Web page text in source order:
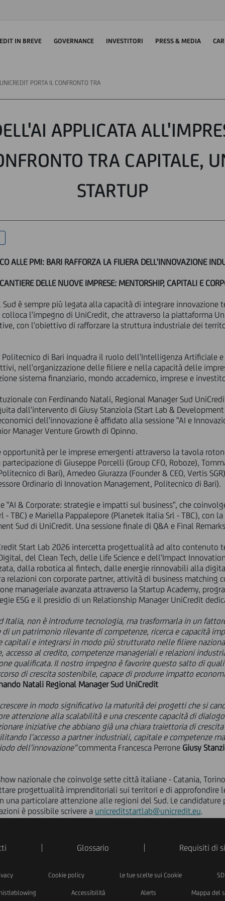
IN BREVE GOVERNANCE INVESTITORI PRESS & MEDIA
PORTA IL CONFRONTO TRA
APPLICATA
TRA CAPITALE,
STARTUP
ALLE PMI: BARI RAFFORZA LA FILIERA DELL'INNOVAZIONE
DELLE NUOVE IMPRESE: MENTORSHIP, CAPITALI E
è sempre più legata alla capacità di integrare innovazione
l'impegno di UniCredit, che attraverso la piattaforma
con l'obiettivo di rafforzare la struttura industriale dei
di Bari inquadra il ruolo dell'Intelligenza Artificiale
nell'organizzazione delle filiere e nella capacità delle
sistema finanziario, mondo accademico, imprese e
con Ferdinando Natali, Regional Manager Sud
dall'intervento di Giusy Stanziola (Start Lab &
dell'innovazione è affidato alla sessione "AI e
Manager Venture Growth di Opinno.
per le imprese emergenti attraverso la tavola
di Giuseppe Porcelli (Group CFO, Roboze),
di Bari), Amedeo Giurazza (Founder & CEO, Vertis
Ordinario di Innovation Management, Politecnico di Bari).
"AI & Corporate: strategie e impatti sul business", che
- TBC) e Mariella Pappalepore (Planetek Italia Srl - TBC), con
Sud di UniCredit. Una sessione finale di Q&A e Final
Start Lab 2026 intercetta progettualità ad alto contenuto
del Clean Tech, delle Life Science e dell'Impact
dalla robotica al fintech, dalle energie rinnovabili alla
relazioni con corporate partner, attività di business matching
manageriale avanzata attraverso la Startup Academy,
ESG e il presidio di un Relationship Manager UniCredit
Italia, non è introdurre tecnologia, ma trasformarla in un
un patrimonio rilevante di competenze, ricerca e capacità
capitali e integrarsi in modo più strutturato nelle filiere
accesso al credito, competenze manageriali e relazioni
qualificata. Il nostro impegno è favorire questo salto di
di crescita sostenibile, capace di produrre impatto
Natali Regional Manager Sud UniCredit
in modo significativo la maturità dei progetti che si
attenzione alla scalabilità e una crescente capacità di
iniziative che abbiano già una chiara traiettoria di
l'accesso a partner industriali, capitale e competenze
dell'innovazione"commenta Francesca Perrone Giusy
nazionale che coinvolge sette città italiane - Catania,
progettualità imprenditoriali sui territori e di approfondire
una particolare attenzione alle regioni del Sud. Le
è possibile scrivere a unicreditstartlab@unicredit.eu.
Glossario Requisiti di
Cookie policy Le tue scelte sui Cookie
Accessibilità Alerts Mappa del